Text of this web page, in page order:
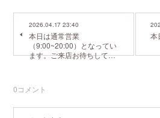
2026.04.17 23:40
本日は通常営業
（9:00~20:00）となってい
ます。ご来店お待ちして…
本
0コメント